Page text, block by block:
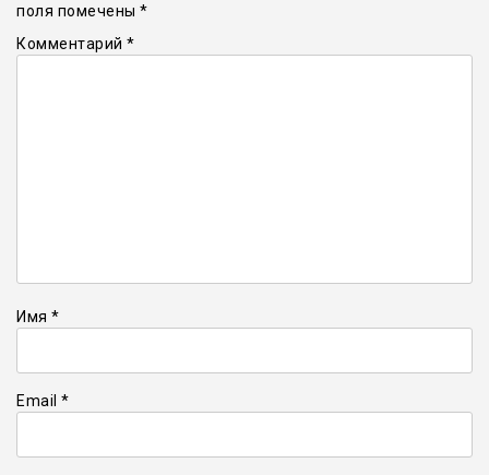
поля помечены *
Комментарий *
Имя *
Email *